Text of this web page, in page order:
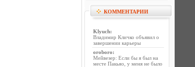
КОММЕНТАРИИ
Klyuch:
Владимир Кличко объявил о
завершении карьеры
oroboro:
Мейвезер: Если бы я был на
месте Пакьяо, у меня не было